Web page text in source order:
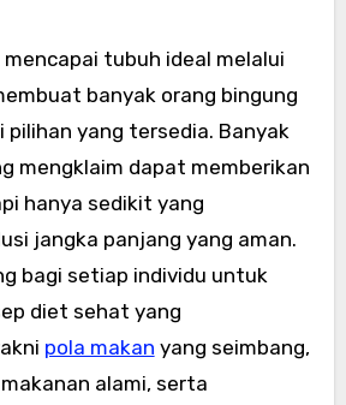
tubuh ideal melalui
banyak orang bingung
pilihan yang tersedia. Banyak
mengklaim dapat memberikan
hanya sedikit yang
jangka panjang yang aman.
bagi setiap individu untuk
diet sehat yang
pola makan yang seimbang,
alami, serta